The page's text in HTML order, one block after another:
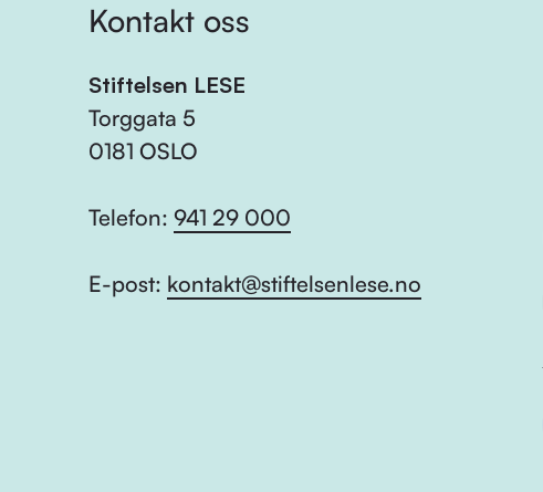
Kontakt oss
Stiftelsen LESE
Torggata 5
0181 OSLO
Telefon: 941 29 000
E-post: kontakt@stiftelsenlese.no